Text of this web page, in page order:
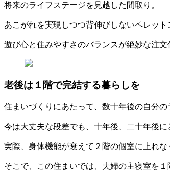
将来のライフステージを見越した間取り。
あこがれを実現しつつ背伸びしないペレット
遊び心と住みやすさのバランスが絶妙な注文
老後は１階で完結する暮らしを
住まいづくりにあたって、数十年後の自分
今は大丈夫な段差でも、十年後、二十年後に
実際、身体機能が衰えて２階の個室に上れな
そこで、この住まいでは、夫婦の主寝室を１